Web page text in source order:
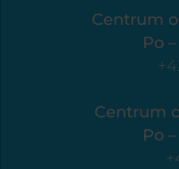
Centrum
Po
Centrum
Po